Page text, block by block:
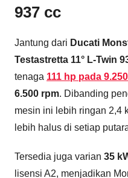
937 cc
Jantung dari Ducati
Testastretta 11° L-Twin
tenaga 111 hp pada
6.500 rpm. Dibanding
mesin ini lebih ringan 2,4
lebih halus di setiap
Tersedia juga varian 35
lisensi A2, menjadikan